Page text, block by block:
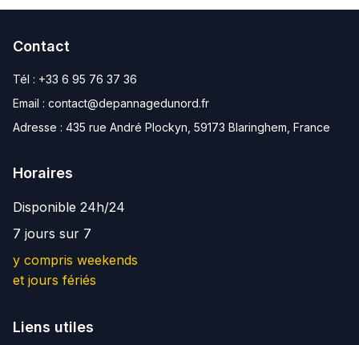
Contact
Tél : +33 6 95 76 37 36
Email : contact@depannagedunord.fr
Adresse : 435 rue André Plockyn, 59173 Blaringhem, France
Horaires
Disponible 24h/24
7 jours sur 7
y compris weekends
et jours fériés
Liens utiles